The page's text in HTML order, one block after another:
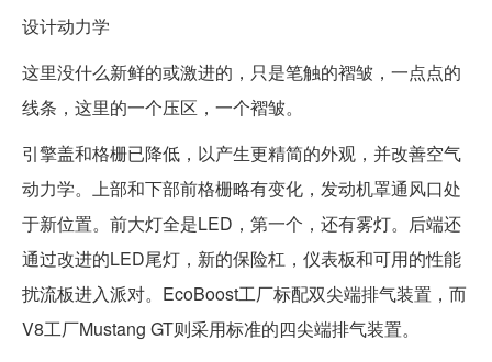
设计动力学
这里没什么新鲜的或激进的，只是笔触的褶皱，一点点的
线条，这里的一个压区，一个褶皱。
引擎盖和格栅已降低，以产生更精简的外观，并改善空气
动力学。上部和下部前格栅略有变化，发动机罩通风口处
于新位置。前大灯全是LED，第一个，还有雾灯。后端还
通过改进的LED尾灯，新的保险杠，仪表板和可用的性能
扰流板进入派对。EcoBoost工厂标配双尖端排气装置，而
V8工厂Mustang GT则采用标准的四尖端排气装置。